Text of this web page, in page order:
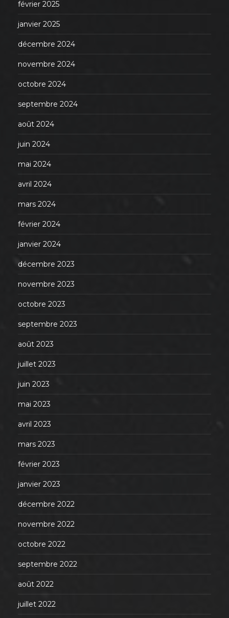
février 2025
janvier 2025
décembre 2024
novembre 2024
octobre 2024
septembre 2024
août 2024
juin 2024
mai 2024
avril 2024
mars 2024
février 2024
janvier 2024
décembre 2023
novembre 2023
octobre 2023
septembre 2023
août 2023
juillet 2023
juin 2023
mai 2023
avril 2023
mars 2023
février 2023
janvier 2023
décembre 2022
novembre 2022
octobre 2022
septembre 2022
août 2022
juillet 2022